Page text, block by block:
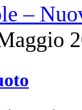
–